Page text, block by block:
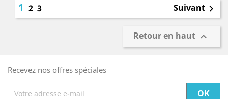
1 2 3 Suivant 
Retour en haut 
Recevez nos offres spéciales